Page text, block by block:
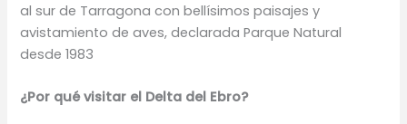
al sur de Tarragona con bellísimos paisajes y
avistamiento de aves, declarada Parque Natural
desde 1983
¿Por qué visitar el Delta del Ebro?